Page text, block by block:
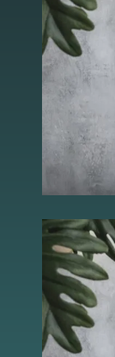
Essentiële
mogelijk, zoals
beveiliging,
identiteitscontrole
en netwerkbeheer.
Deze cookies
kunnen niet
uitgeschakeld.